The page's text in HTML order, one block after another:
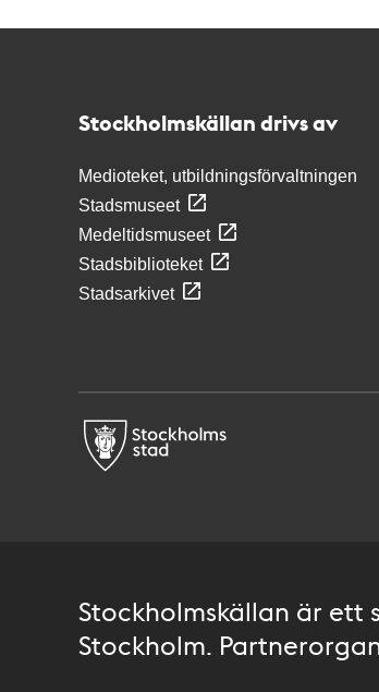
Stockholmskällan drivs av
Medioteket, utbildningsförvaltningen
Stadsmuseet
Medeltidsmuseet
Stadsbiblioteket
Stadsarkivet
Stockholmskällan är ett
Stockholm.